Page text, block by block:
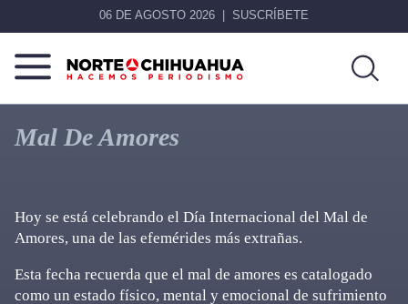
06 DE AGOSTO 2026 SUSCRÍBETE
Norte
De
Chihuahua
Más
que
noticias,
Mal De Amores
Hoy se está celebrando el Día Internacional del Mal de
Amores, una de las efemérides más extrañas.
Esta fecha recuerda que el mal de amores es catalogado
como un estado físico, mental y emocional de sufrimiento